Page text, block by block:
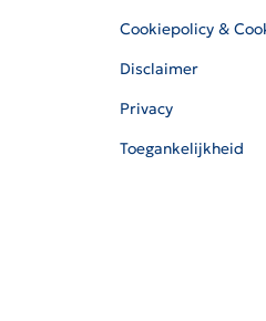
Cookiepolicy &
Disclaimer
Privacy
Toegankelijkheid